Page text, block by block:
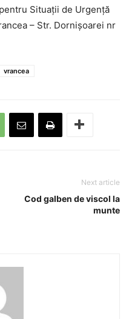
Situații de Urgență
– Str. Dornișoarei nr
vrancea
Next article
Cod galben de viscol la
munte